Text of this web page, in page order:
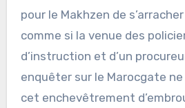
pour le Makhzen de
comme si la venue des
d’instruction et d’un
enquêter sur le Marocgate
cet enchevêtrement